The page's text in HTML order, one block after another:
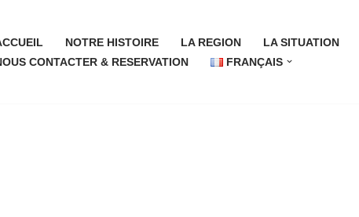
NOTRE HISTOIRE LA REGION LA SITUATION
CONTACTER & RESERVATION
FRANÇAIS